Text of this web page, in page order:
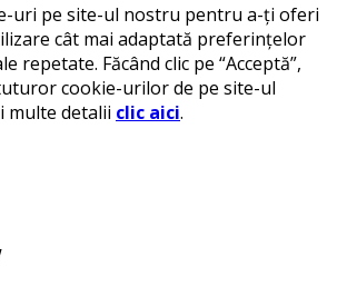
uri pe site-ul nostru pentru a-ți oferi
cât mai adaptată preferințelor
repetate. Făcând clic pe “Acceptă”,
cookie-urilor de pe site-ul
multe detalii clic aici.